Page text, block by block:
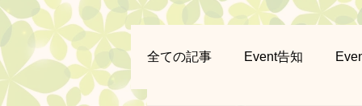
全ての記事 Event告知